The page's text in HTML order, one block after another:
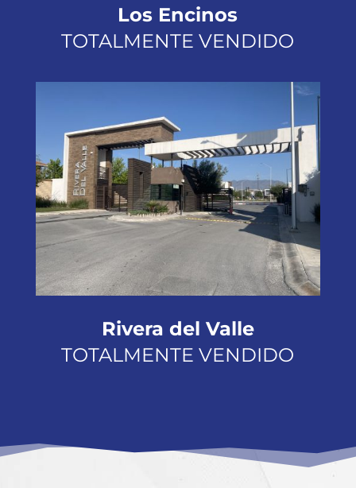
Los Encinos
TOTALMENTE VENDIDO
Rivera del Valle
TOTALMENTE VENDIDO